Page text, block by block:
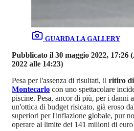
GUARDA LA GALLERY
Pubblicato il 30 maggio 2022, 17:26
2022 alle 14:23)
Pesa per l'assenza di risultati, il ritiro di
Montecarlo con uno spettacolare
piscine. Pesa, ancor di più, per i danni
un'ottica di budget risicato, già eroso
superiori per l'inflazione globale, pur
operare al limite dei 141 milioni di euro